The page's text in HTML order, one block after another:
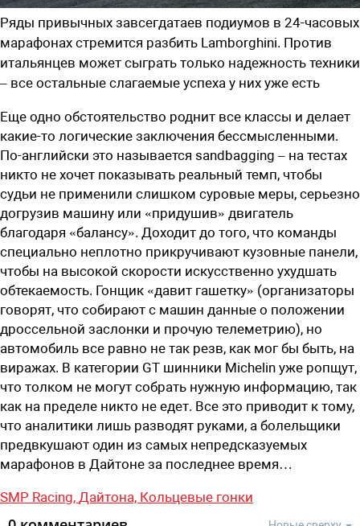
Ряды привычных завсегдатаев подиумов в 24-часовых
марафонах стремится разбить Lamborghini. Против
итальянцев может сыграть только надежность техники
– все остальные слагаемые успеха у них уже есть
Еще одно обстоятельство роднит все классы и делает
какие-то логические заключения бессмысленными.
По-английски это называется sandbagging – на тестах
никто не хочет показывать реальный темп, чтобы
судьи не применили слишком суровые меры, серьезно
догрузив машину или «придушив» двигатель
благодаря «балансу». Доходит до того, что команды
специально неплотно прикручивают кузовные панели,
чтобы на высокой скорости искусственно ухудшать
обтекаемость. Гонщик «давит гашетку» (организаторы
говорят, что собирают с машин данные о положении
дроссельной заслонки и прочую телеметрию), но
автомобиль все равно не так резв, как мог бы быть, на
виражах. В категории GT шинники Michelin уже ропщут,
что толком не могут собрать нужную информацию, так
как на пределе никто не едет. Все это приводит к тому,
что аналитики лишь разводят руками, а болельщики
предвкушают один из самых непредсказуемых
марафонов в Дайтоне за последнее время…
SMP Racing, Дайтона, Кольцевые гонки